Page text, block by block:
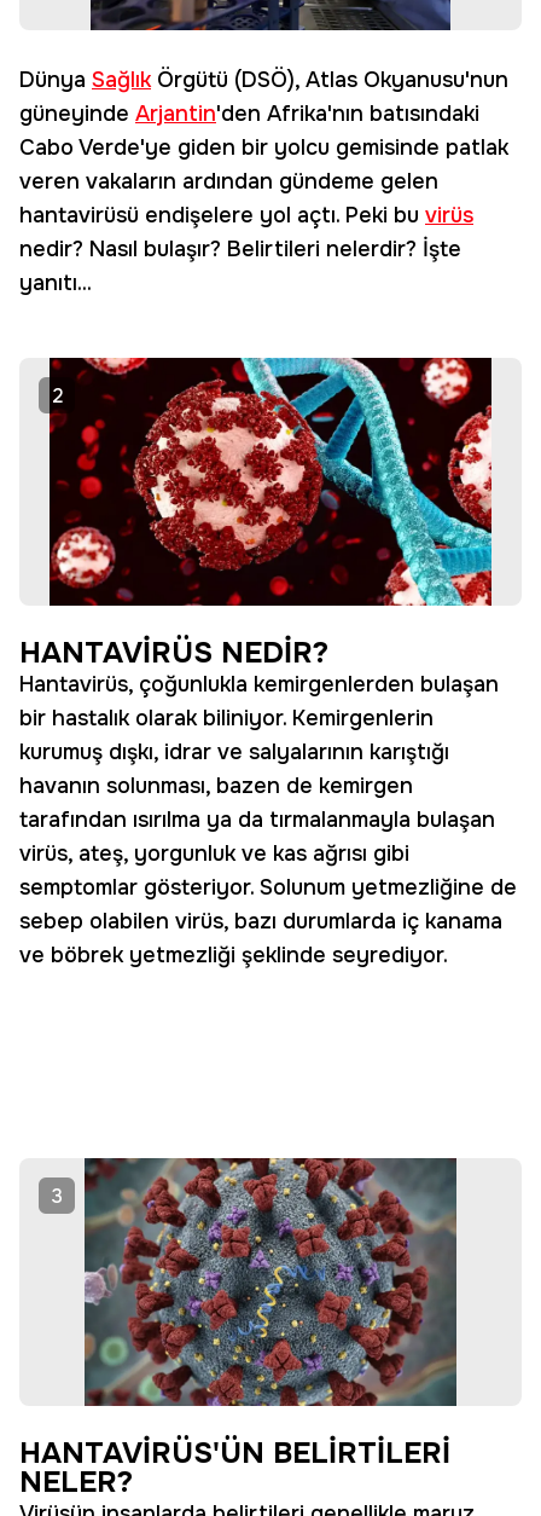
Dünya SağlıkÖrgütü (DSÖ), Atlas Okyanusu'nun
güneyinde Arjantin'den Afrika'nın batısındaki
Cabo Verde'ye giden bir yolcu gemisinde patlak
veren vakaların ardından gündeme gelen
hantavirüsü endişelere yol açtı. Peki bu virüs
nedir? Nasıl bulaşır? Belirtileri nelerdir? İşte
yanıtı...
2
HANTAVİRÜS NEDİR?
Hantavirüs, çoğunlukla kemirgenlerden bulaşan
bir hastalık olarak biliniyor. Kemirgenlerin
kurumuş dışkı, idrar ve salyalarının karıştığı
havanın solunması, bazen de kemirgen
tarafından ısırılma ya da tırmalanmayla bulaşan
virüs, ateş, yorgunluk ve kas ağrısı gibi
semptomlar gösteriyor. Solunum yetmezliğine de
sebep olabilen virüs, bazı durumlarda iç kanama
ve böbrek yetmezliği şeklinde seyrediyor.
3
HANTAVİRÜS'ÜN BELİRTİLERİ
NELER?